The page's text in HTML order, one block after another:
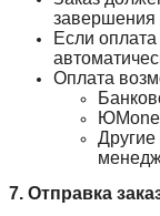
завершения
Если оплата
Оплата
7. Отправка